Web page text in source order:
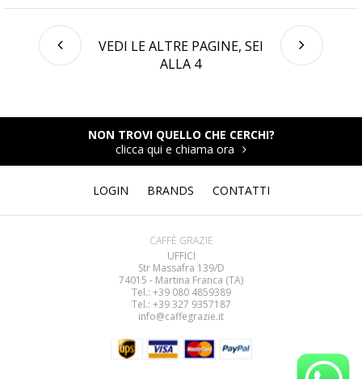
VEDI LE ALTRE PAGINE, SEI
ALLA 4
NON TROVI QUELLO CHE CERCHI?
clicca qui e chiama ora
LOGIN BRANDS CONTATTI
CAFFÈ GRAZIE
UFFICI
Str Massafra 139/D
74015 - Martina Franca (TA)
Tel.: +39 0804859389
Tel.: +39 327 9357187
info@caffegrazie.it